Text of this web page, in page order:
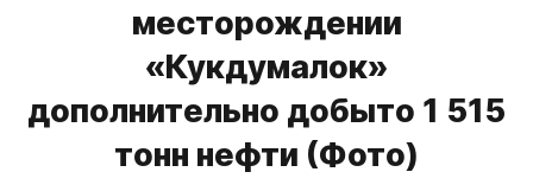
месторождении
«Кукдумалок»
дополнительно добыто 1 515
тонн нефти (Фото)